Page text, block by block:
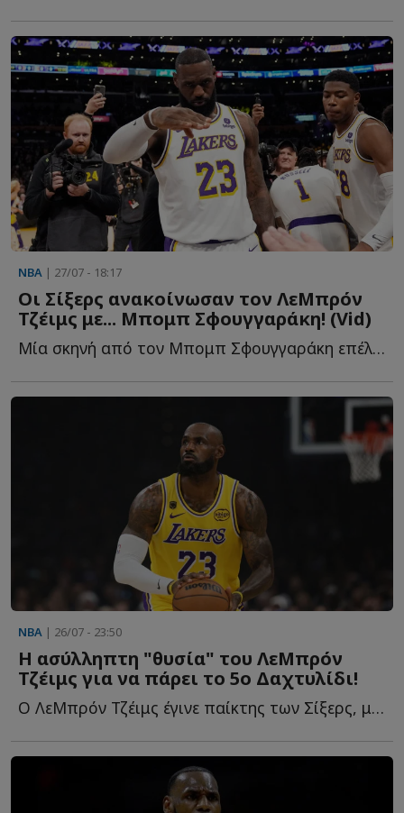
NBA | 27/07 - 18:17
Οι Σίξερς ανακοίνωσαν τον ΛεΜπρόν
Τζέιμς με... Μπομπ Σφουγγαράκη! (Vid)
Μία σκηνή από τον Μπομπ Σφουγγαράκη επέλεξαν οι Σίξερς γ...
NBA | 26/07 - 23:50
Η ασύλληπτη "θυσία" του ΛεΜπρόν
Τζέιμς για να πάρει το 5ο Δαχτυλίδι!
Ο ΛεΜπρόν Τζέιμς έγινε παίκτης των Σίξερς, με τρόπο π...